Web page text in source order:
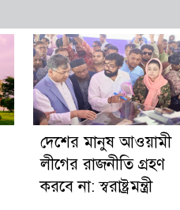
দেশের মানুষ আওয়ামী
লীগের রাজনীতি গ্রহণ
করবে না: স্বরাষ্ট্রমন্ত্রী